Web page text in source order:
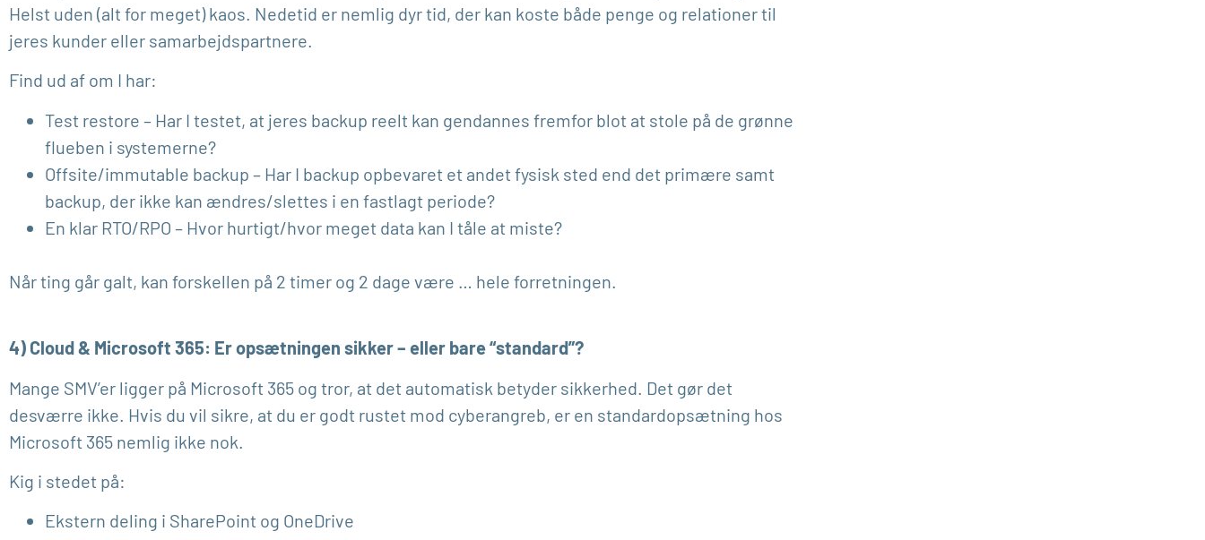
Helst uden (alt for meget) kaos. Nedetid er nemlig dyr tid, der kan koste både penge og relationer til
jeres kunder eller samarbejdspartnere.
Find ud af om I har:
Test restore – Har I testet, at jeres backup reelt kan gendannes fremfor blot at stole på de grønne
flueben i systemerne?
Offsite/immutable backup – Har I backup opbevaret et andet fysisk sted end det primære samt
backup, der ikke kan ændres/slettes i en fastlagt periode?
En klar RTO/RPO – Hvor hurtigt/hvor meget data kan I tåle at miste?
Når ting går galt, kan forskellen på 2 timer og 2 dage være … hele forretningen.
4) Cloud & Microsoft 365: Er opsætningen sikker – eller bare “standard”?
Mange SMV’er ligger på Microsoft 365 og tror, at det automatisk betyder sikkerhed. Det gør det
desværre ikke. Hvis du vil sikre, at du er godt rustet mod cyberangreb, er en standardopsætning hos
Microsoft 365 nemlig ikke nok.
Kig i stedet på:
Ekstern deling i SharePoint og OneDrive